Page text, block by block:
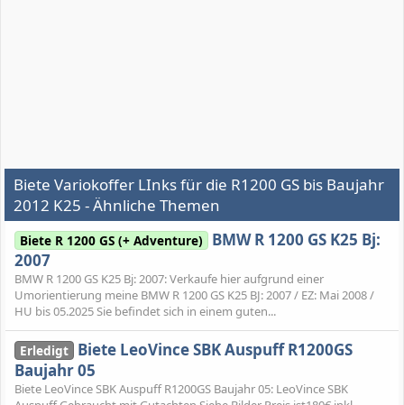
Biete Variokoffer LInks für die R1200 GS bis Baujahr
2012 K25 - Ähnliche Themen
Biete R 1200 GS (+ Adventure) BMW R 1200 GS K25 Bj:
2007
BMW R 1200 GS K25 Bj: 2007: Verkaufe hier aufgrund einer
Umorientierung meine BMW R 1200 GS K25 BJ: 2007 / EZ: Mai 2008 /
HU bis 05.2025 Sie befindet sich in einem guten...
Erledigt Biete LeoVince SBK Auspuff R1200GS
Baujahr 05
Biete LeoVince SBK Auspuff R1200GS Baujahr 05: LeoVince SBK